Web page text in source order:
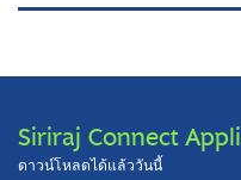
Siriraj Connect
ดาวน์โหลดได้แล้ววันนี้